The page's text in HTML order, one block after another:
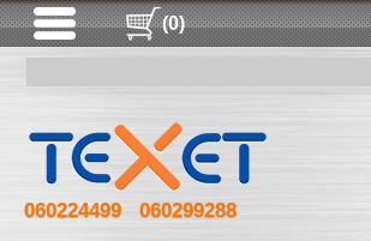
(0)
060224499 060299288